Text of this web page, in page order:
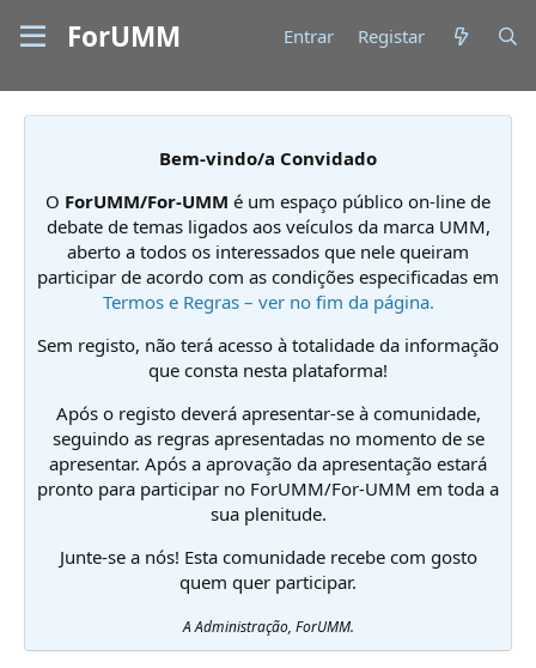
ForUMM Entrar Registar
Bem-vindo/a Convidado
O ForUMM/For-UMM é um espaço público on-line de
debate de temas ligados aos veículos da marca UMM,
aberto a todos os interessados que nele queiram
participar de acordo com as condições especificadas em
Termos e Regras – ver no fim da página.
Sem registo, não terá acesso à totalidade da informação
que consta nesta plataforma!
Após o registo deverá apresentar-se à comunidade,
seguindo as regras apresentadas no momento de se
apresentar. Após a aprovação da apresentação estará
pronto para participar no ForUMM/For-UMM em toda a
sua plenitude.
Junte-se a nós! Esta comunidade recebe com gosto
quem quer participar.
A Administração, ForUMM.